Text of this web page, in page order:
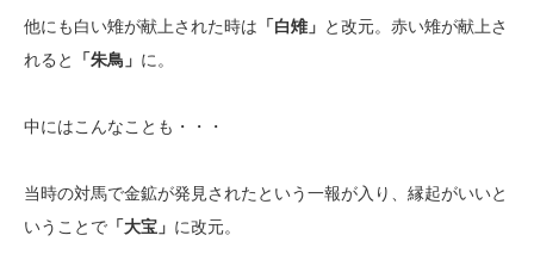
他にも白い雉が献上された時は 「白雉」 と改元。赤い雉が献上さ
れると
「朱鳥」 に。
中にはこんなことも・・・
当時の対馬で金鉱が発見されたという一報が入り、縁起がいいと
いうことで 「大宝」 に改元。